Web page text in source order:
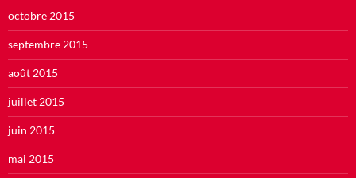
octobre 2015
septembre 2015
août 2015
juillet 2015
juin 2015
mai 2015